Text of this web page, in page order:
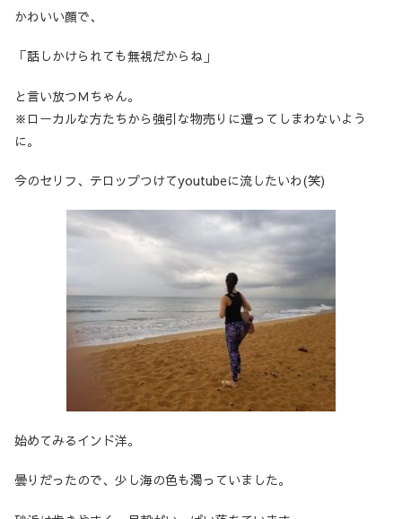
かわいい顔で、
「話しかけられても無視だからね」
と言い放つＭちゃん。
※ローカルな方たちから強引な物売りに遭ってしまわないよう
に。
今のセリフ、テロップつけてyoutubeに流したいわ(笑)
始めてみるインド洋。
曇りだったので、少し海の色も濁っていました。